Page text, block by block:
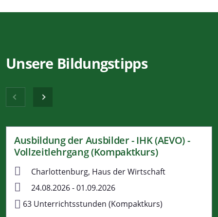
Unsere Bildungstipps
Ausbildung der Ausbilder - IHK (AEVO) -
Vollzeitlehrgang (Kompaktkurs)
Charlottenburg, Haus der Wirtschaft
24.08.2026 - 01.09.2026
63 Unterrichtsstunden (Kompaktkurs)